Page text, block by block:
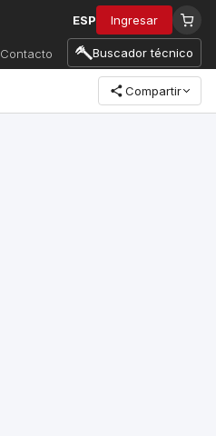
ESP Ingresar
Contacto Buscador técnico
Compartir